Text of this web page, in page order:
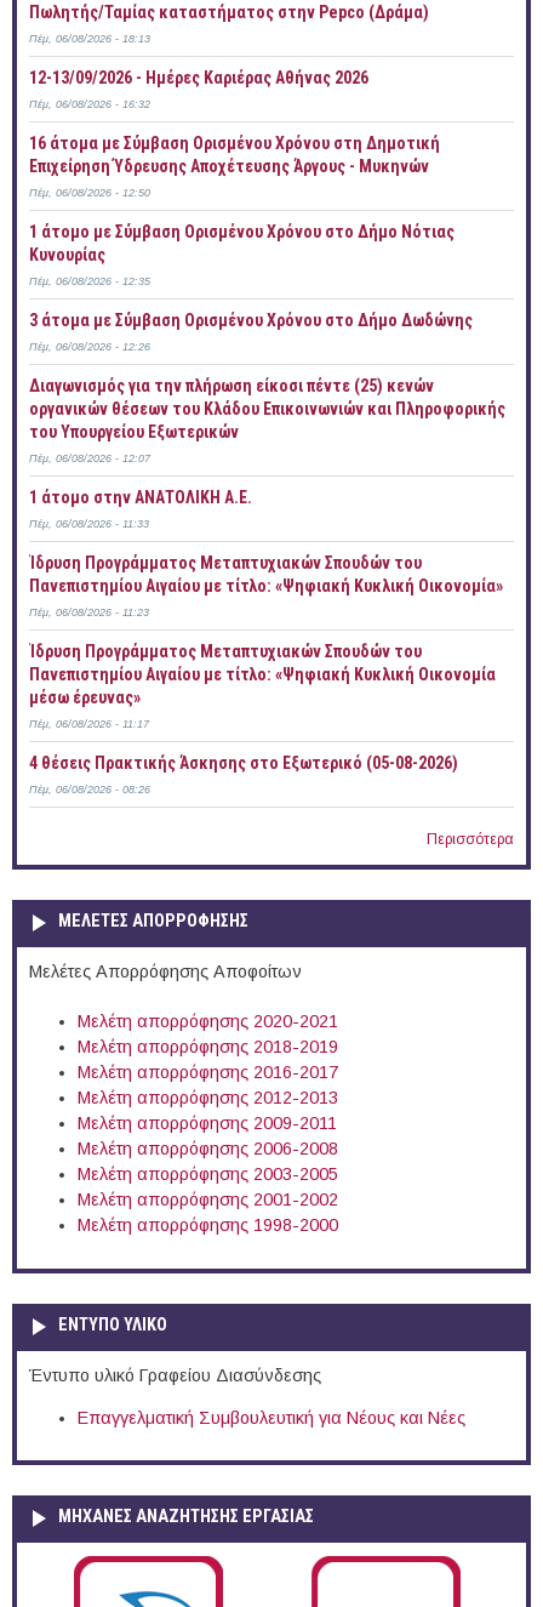
Πωλητής/Ταμίας καταστήματος στην Pepco (Δράμα)
Πέμ, 06/08/2026 - 18:13
12-13/09/2026 - Ημέρες Καριέρας Αθήνας 2026
Πέμ, 06/08/2026 - 16:32
16 άτομα με Σύμβαση Ορισμένου Χρόνου στη Δημοτική
Επιχείρηση Ύδρευσης Αποχέτευσης Άργους - Μυκηνών
Πέμ, 06/08/2026 - 12:50
1 άτομο με Σύμβαση Ορισμένου Χρόνου στο Δήμο Νότιας
Κυνουρίας
Πέμ, 06/08/2026 - 12:35
3 άτομα με Σύμβαση Ορισμένου Χρόνου στο Δήμο Δωδώνης
Πέμ, 06/08/2026 - 12:26
Διαγωνισμός για την πλήρωση είκοσι πέντε (25) κενών
οργανικών θέσεων του Κλάδου Επικοινωνιών και Πληροφορικής
του Υπουργείου Εξωτερικών
Πέμ, 06/08/2026 - 12:07
1 άτομο στην ΑΝΑΤΟΛΙΚΗ Α.Ε.
Πέμ, 06/08/2026 - 11:33
Ίδρυση Προγράμματος Μεταπτυχιακών Σπουδών του
Πανεπιστημίου Αιγαίου με τίτλο: «Ψηφιακή Κυκλική Οικονομία»
Πέμ, 06/08/2026 - 11:23
Ίδρυση Προγράμματος Μεταπτυχιακών Σπουδών του
Πανεπιστημίου Αιγαίου με τίτλο: «Ψηφιακή Κυκλική Οικονομία
μέσω έρευνας»
Πέμ, 06/08/2026 - 11:17
4 θέσεις Πρακτικής Άσκησης στο Εξωτερικό (05-08-2026)
Πέμ, 06/08/2026 - 08:26
Περισσότερα
ΜΕΛΕΤΕΣ ΑΠΟΡΡΟΦΗΣΗΣ
Μελέτες Απορρόφησης Αποφοίτων
Μελέτη απορρόφησης 2020-2021
Μελέτη απορρόφησης 2018-2019
Μελέτη απορρόφησης 2016-2017
Μελέτη απορρόφησης 2012-2013
Μελέτη απορρόφησης 2009-2011
Μελέτη απορρόφησης 2006-2008
Μελέτη απορρόφησης 2003-2005
Μελέτη απορρόφησης 2001-2002
Μελέτη απορρόφησης 1998-2000
ΕΝΤΥΠΟ ΥΛΙΚΟ
Έντυπο υλικό Γραφείου Διασύνδεσης
Επαγγελματική Συμβουλευτική για Νέους και Νέες
ΜΗΧΑΝΕΣ ΑΝΑΖΗΤΗΣΗΣ ΕΡΓΑΣΙΑΣ